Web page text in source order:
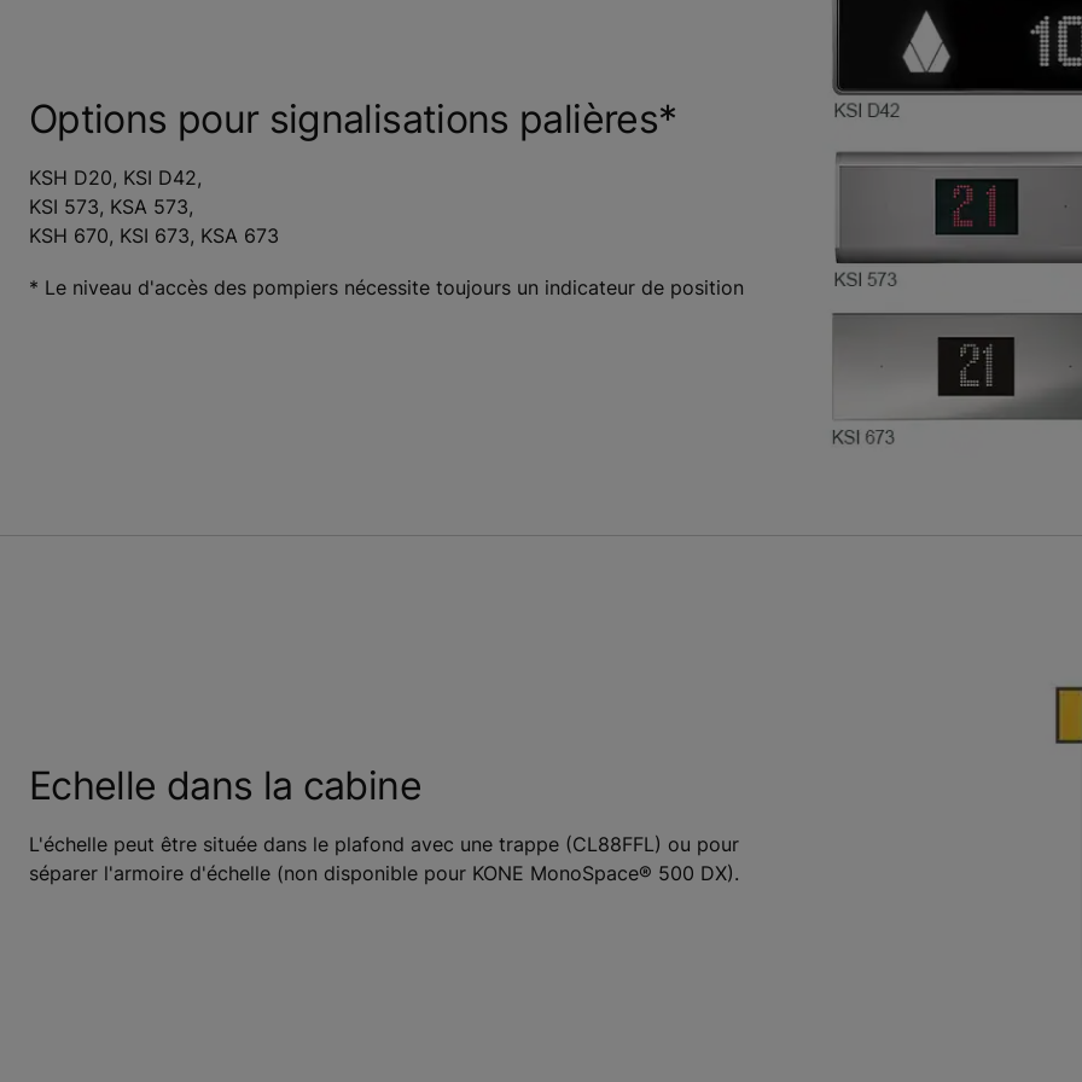
Options pour signalisations palières*
KSH D20, KSI D42,
KSI 573, KSA 573,
KSH 670, KSI 673, KSA 673
* Le niveau d'accès des pompiers nécessite toujours un indicateur de position
Echelle dans la cabine
L'échelle peut être située dans le plafond avec une trappe (CL88FFL) ou pour
séparer l'armoire d'échelle (non disponible pour KONE MonoSpace® 500 DX).